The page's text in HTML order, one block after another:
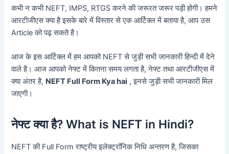
कभी न कभी NEFT, IMPS, RTGS करने की जरूरत जरूर पड़ी होगी। हमने
आरटीजीएस क्या है इसके बारे में विस्तार से एक आर्टिक्ल में बताया है, आप उस
Article को पढ़ सकते है।
आज के इस आर्टिक्ल में हम आपको NEFT से जुड़ी सभी जानकारी हिन्दी में देने
वाले है। आज आपको नेफ्ट में कितना समय लगता है, नेफ्ट तथा आरटीजीएस में
क्या अंतर है, NEFT Full Form Kya hai , इनसे जुड़ी सभी जानकारी मिल
जाएगी।
नेफ्ट क्या है? What is NEFT in Hindi?
NEFT की Full Form राष्ट्रीय इलेक्ट्रॉनिक निधि अन्तरण है, जिसका